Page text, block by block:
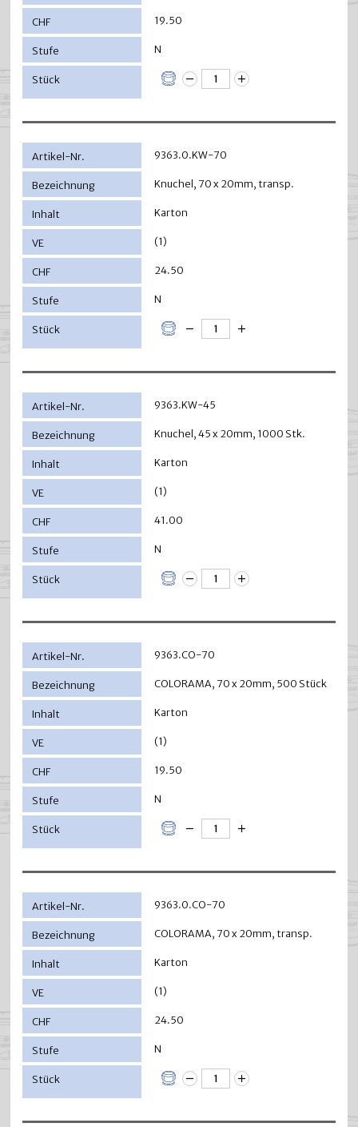
19.50
N
9363.0.KW-70
Knuchel, 70 x 20mm, transp.
Karton
(1)
24.50
N
9363.KW-45
Knuchel, 45 x 20mm, 1000 Stk.
Karton
(1)
41.00
N
9363.CO-70
COLORAMA, 70 x 20mm, 500 Stück
Karton
(1)
19.50
N
9363.0.CO-70
COLORAMA, 70 x 20mm, transp.
Karton
(1)
24.50
N